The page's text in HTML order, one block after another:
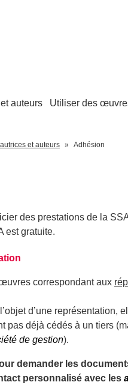
auteurs Utiliser des
et auteurs Adhésion
des prestations de la
est gratuite.
correspondant aux
d’une représentation,
pas déjà cédés à un tiers
de gestion).
demander les
personnalisé avec les